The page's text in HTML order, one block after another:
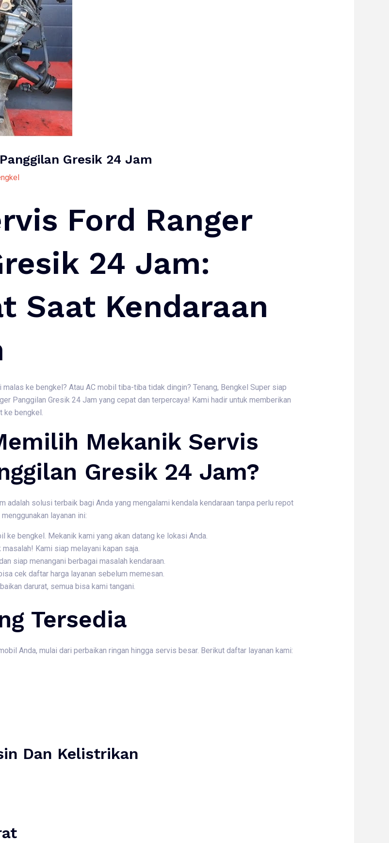
Gresik 24 Jam
Ford Ranger
24 Jam:
Saat Kendaraan
ke bengkel? Atau AC mobil tiba-tiba tidak dingin? Tenang, Bengkel Super siap
Panggilan Gresik 24 Jam yang cepat dan terpercaya! Kami hadir untuk memberikan
ke bengkel.
Mekanik Servis
Gresik 24 Jam?
adalah solusi terbaik bagi Anda yang mengalami kendala kendaraan tanpa perlu repot
layanan ini:
ke bengkel. Mekanik kami yang akan datang ke lokasi Anda.
Kami siap melayani kapan saja.
siap menangani berbagai masalah kendaraan.
cek daftar harga layanan sebelum memesan.
darurat, semua bisa kami tangani.
Tersedia
Anda, mulai dari perbaikan ringan hingga servis besar. Berikut daftar layanan kami:
Dan Kelistrikan